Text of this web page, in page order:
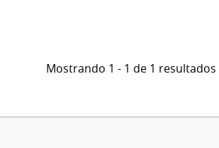
Mostrando 1 - 1 de 1 resultados